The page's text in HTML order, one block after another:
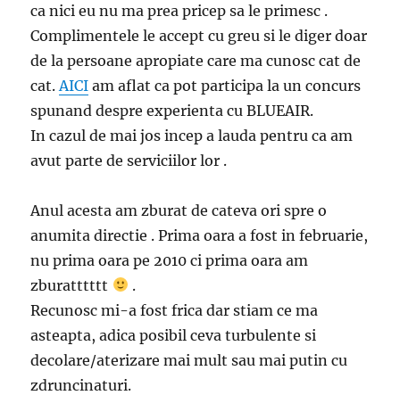
ca nici eu nu ma prea pricep sa le primesc .
Complimentele le accept cu greu si le diger doar
de la persoane apropiate care ma cunosc cat de
cat. AICI am aflat ca pot participa la un concurs
spunand despre experienta cu BLUEAIR.
In cazul de mai jos incep a lauda pentru ca am
avut parte de serviciilor lor .
Anul acesta am zburat de cateva ori spre o
anumita directie . Prima oara a fost in februarie,
nu prima oara pe 2010 ci prima oara am
zburatttttt
.
Recunosc mi-a fost frica dar stiam ce ma
asteapta, adica posibil ceva turbulente si
decolare/aterizare mai mult sau mai putin cu
zdruncinaturi.